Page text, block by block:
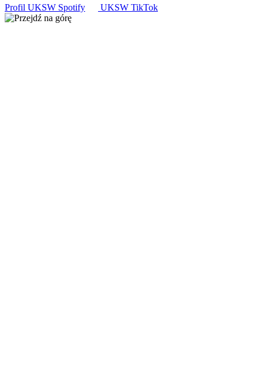
Profil UKSW Spotify UKSW TikTok